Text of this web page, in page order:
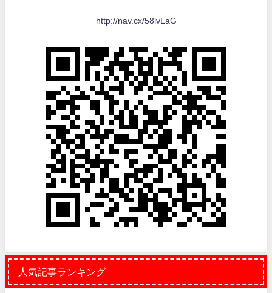
http://nav.cx/58lvLaG
人気記事ランキング